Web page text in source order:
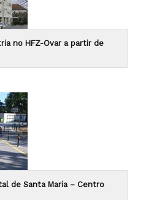
no HFZ-Ovar a partir de
de Santa Maria – Centro